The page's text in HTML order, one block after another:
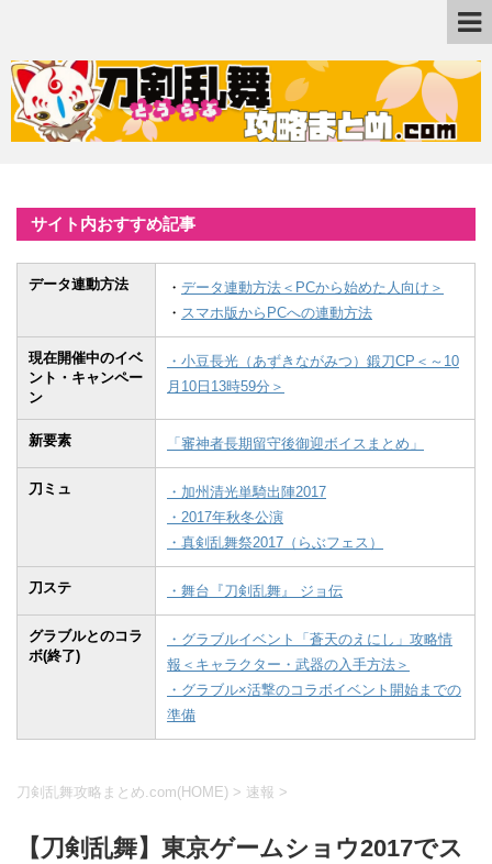
サイト内おすすめ記事
データ連動方法 ・ データ連動方法＜PCから始めた人向け＞
・ スマホ版からPCへの連動方法
現在開催中のイベ
ント・キャンペー
ン
・小豆長光（あずきながみつ）鍛刀CP＜～10
月10日13時59分＞
新要素 「審神者長期留守後御迎ボイスまとめ」
刀ミュ
・加州清光単騎出陣2017
・2017年秋冬公演
・真剣乱舞祭2017（らぶフェス）
刀ステ ・舞台『刀剣乱舞』 ジョ伝
グラブルとのコラ
ボ(終了)
・グラブルイベント「蒼天のえにし」攻略情
報＜キャラクター・武器の入手方法＞
・グラブル×活撃のコラボイベント開始までの
準備
刀剣乱舞攻略まとめ.com(HOME) > 速報 >
【刀剣乱舞】東京ゲームショウ2017でス